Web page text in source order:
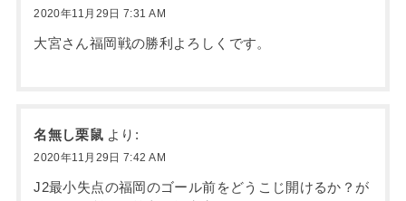
2020年11月29日 7:31 AM
大宮さん福岡戦の勝利よろしくです。
名無し栗鼠 より:
2020年11月29日 7:42 AM
J2最小失点の福岡のゴール前をどうこじ開けるか？が